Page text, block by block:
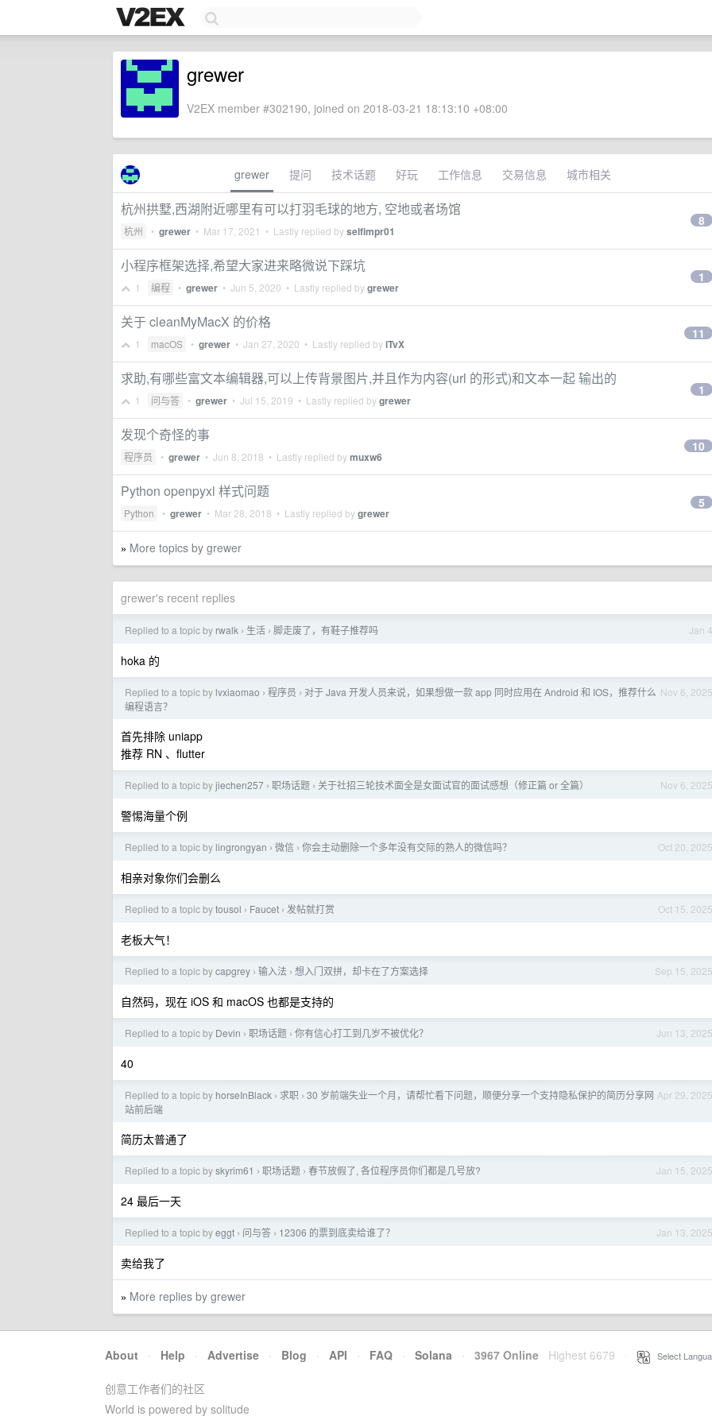
grewer
V2EX member #302190, joined on 2018-03-21 18:13:10 +08:00
grewer 提问 技术话题 好玩 工作信息 交易信息 城市相关
杭州拱墅,西湖附近哪里有可以打羽毛球的地方, 空地或者场馆
杭州 • grewer • Mar 17, 2021 • Lastly replied byselfimpr01
8
小程序框架选择,希望大家进来略微说下踩坑
1 编程 • grewer • Jun 5, 2020 • Lastly replied bygrewer
1
关于 cleanMyMacX 的价格
1 macOS • grewer • Jan 27, 2020 • Lastly replied byiTvX
11
求助,有哪些富文本编辑器,可以上传背景图片,并且作为内容(url 的形式)和文本一起 输出的
1 问与答 • grewer • Jul 15, 2019 • Lastly replied bygrewer
1
发现个奇怪的事
程序员 • grewer • Jun 8, 2018 • Lastly replied bymuxw6
10
Python openpyxl 样式问题
Python • grewer • Mar 28, 2018 • Lastly replied bygrewer
5
» More topics by grewer
grewer's recent replies
Jan 4
Replied to a topic by rwalk › 生活 › 脚走废了，有鞋子推荐吗
hoka 的
Nov 6, 2025
Replied to a topic by lvxiaomao › 程序员 › 对于 Java 开发人员来说，如果想做一款 app 同时应用在 Android 和 IOS，推荐什么
编程语言？
首先排除 uniapp
推荐 RN 、flutter
Nov 6, 2025
Replied to a topic byjiechen257 › 职场话题 › 关于社招三轮技术面全是女面试官的面试感想（修正篇 or 全篇）
警惕海量个例
Oct 20, 2025
Replied to a topic by lingrongyan › 微信 › 你会主动删除一个多年没有交际的熟人的微信吗？
相亲对象你们会删么
Oct 15, 2025
Replied to a topic bytousol › Faucet › 发帖就打赏
老板大气！
Sep 15, 2025
Replied to a topic bycapgrey › 输入法 › 想入门双拼，却卡在了方案选择
自然码，现在 iOS 和 macOS 也都是支持的
Jun 13, 2025
Replied to a topic by Devin › 职场话题 › 你有信心打工到几岁不被优化？
40
Apr 29, 2025
Replied to a topic by horseInBlack › 求职 › 30 岁前端失业一个月，请帮忙看下问题，顺便分享一个支持隐私保护的简历分享网
站前后端
简历太普通了
Jan 15, 2025
Replied to a topic byskyrim61 › 职场话题 › 春节放假了, 各位程序员你们都是几号放?
24 最后一天
Jan 13, 2025
Replied to a topic byeggt › 问与答 › 12306 的票到底卖给谁了？
卖给我了
» More replies by grewer
About · Help · Advertise · Blog · API · FAQ · Solana · 3967 Online Highest 6679 Select
创意工作者们的社区
World is powered by solitude